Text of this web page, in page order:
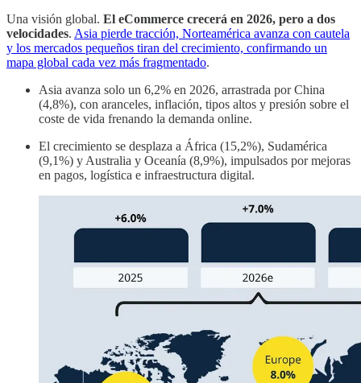
Una visión global. El eCommerce crecerá en 2026, pero a dos
velocidades. Asia pierde tracción, Norteamérica avanza con cautela
y los mercados pequeños tiran del crecimiento, confirmando un
mapa global cada vez más fragmentado.
Asia avanza solo un 6,2% en 2026, arrastrada por China
(4,8%), con aranceles, inflación, tipos altos y presión sobre el
coste de vida frenando la demanda online.
El crecimiento se desplaza a África (15,2%), Sudamérica
(9,1%) y Australia y Oceanía (8,9%), impulsados por mejoras
en pagos, logística e infraestructura digital.